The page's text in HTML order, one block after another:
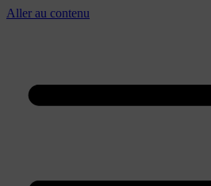
Aller au contenu